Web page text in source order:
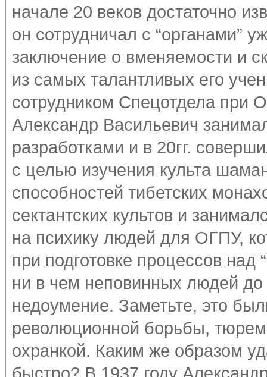
начале 20 веков достаточно
он сотрудничал с “органами”
заключение о вменяемости и
из самых талантливых его
сотрудником Спецотдела при
Александр Васильевич
разработками и в 20гг.
с целью изучения культа
способностей тибетских
сектантских культов и
на психику людей для ОГПУ,
при подготовке процессов
ни в чем неповинных людей до
недоумение. Заметьте, это
революционной борьбы,
охранкой. Каким же образом